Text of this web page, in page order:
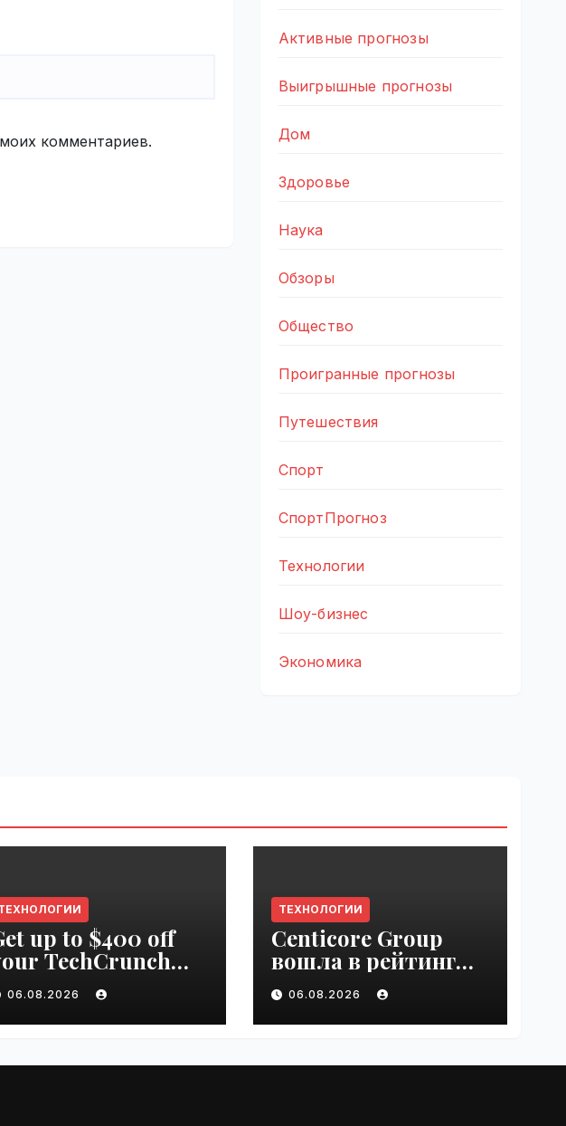
комментариев.
Активные прогнозы
Выигрышные прогнозы
Дом
Здоровье
Наука
Обзоры
Общество
Проигранные прогнозы
Путешествия
Спорт
СпортПрогноз
Технологии
Шоу-бизнес
Экономика
up to $400 off
TechCrunch
2026 pass
Friday |
06.08.2026
ТЕХНОЛОГИИ
Centicore Group
вошла в рейтинг
«CNews500:
Крупнейшие ИТ-
компании России» |
06.08.2026